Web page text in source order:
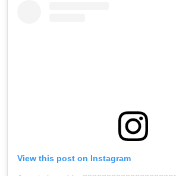
View this post on Instagram